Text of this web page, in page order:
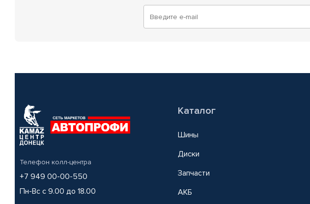
Телефон колл-центра
+7 949 00-00-550
Пн-Вс с 9.00 до 18.00
Каталог
Шины
Диски
Запчасти
АКБ